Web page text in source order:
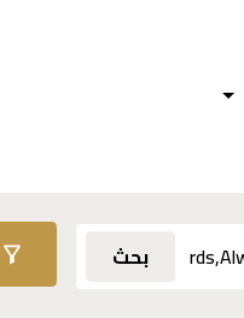
بحث